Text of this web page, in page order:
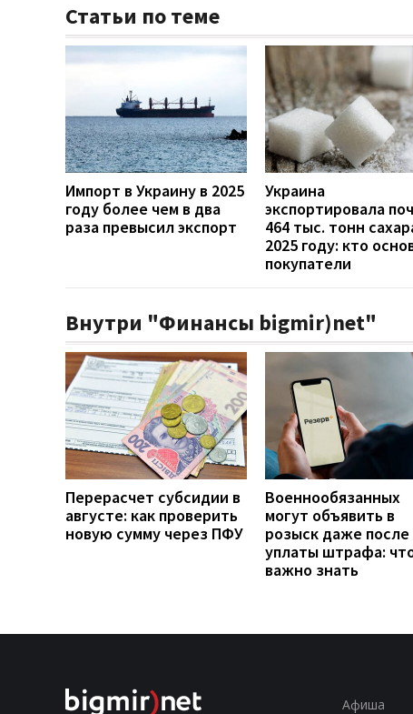
Статьи по теме
Импорт в Украину в 2025
году более чем в два
раза превысил экспорт
Украина
экспортировала
464 тыс. тонн
2025 году: кто
покупатели
Внутри "Финансы bigmir)net"
Перерасчет субсидии в
августе: как проверить
новую сумму через ПФУ
Военнообязанных
могут объявить в
розыск даже после
уплаты штрафа:
важно знать
Афиша